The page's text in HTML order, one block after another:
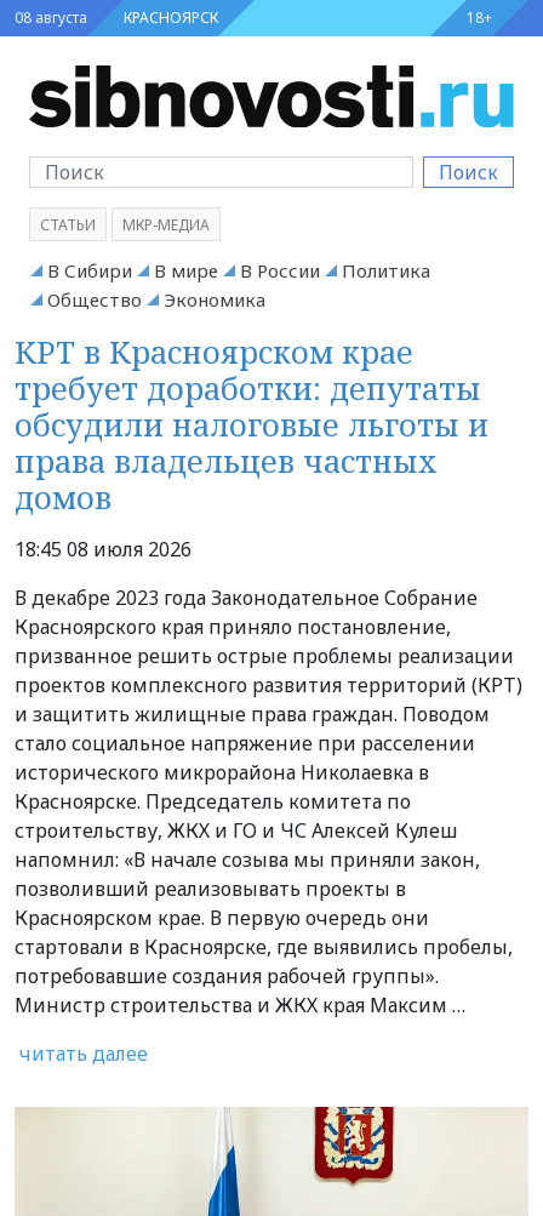
08 августа КРАСНОЯРСК 18+
Поиск
СТАТЬИ МКР-МЕДИА
В Сибири В мире В России
Политика
Общество
Экономика
КРТ в Красноярском крае
требует доработки: депутаты
обсудили налоговые льготы и
права владельцев частных
домов
18:45 08 июля 2026
В декабре 2023 года Законодательное Собрание
Красноярского края приняло постановление,
призванное решить острые проблемы реализации
проектов комплексного развития территорий (КРТ)
и защитить жилищные права граждан. Поводом
стало социальное напряжение при расселении
исторического микрорайона Николаевка в
Красноярске. Председатель комитета по
строительству, ЖКХ и ГО и ЧС Алексей Кулеш
напомнил: «В начале созыва мы приняли закон,
позволивший реализовывать проекты в
Красноярском крае. В первую очередь они
стартовали в Красноярске, где выявились пробелы,
потребовавшие создания рабочей группы».
Министр строительства и ЖКХ края Максим …
читать далее